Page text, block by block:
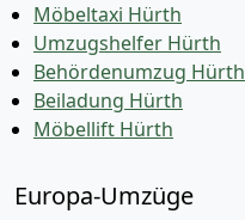
Möbeltaxi Hürth
Umzugshelfer Hürth
Behördenumzug Hürth
Beiladung Hürth
Möbellift Hürth
Europa-Umzüge